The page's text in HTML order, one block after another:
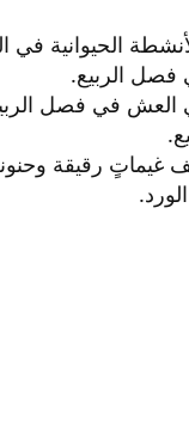
الحيوانية في
فصل الربيع.​
العش في فصل
غيماتٍ رقيقة